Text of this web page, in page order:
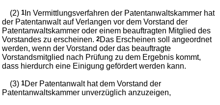
(2)1 In Vermittlungsverfahren der Patentanwaltskammer hat
der Patentanwalt auf Verlangen vor dem Vorstand der
Patentanwaltskammer oder einem beauftragten Mitglied des
Vorstandes zu erscheinen.2Das Erscheinen soll angeordnet
werden, wenn der Vorstand oder das beauftragte
Vorstandsmitglied nach Prüfung zu dem Ergebnis kommt,
dass hierdurch eine Einigung gefördert werden kann.
(3)1Der Patentanwalt hat dem Vorstand der
Patentanwaltskammer unverzüglich anzuzeigen,